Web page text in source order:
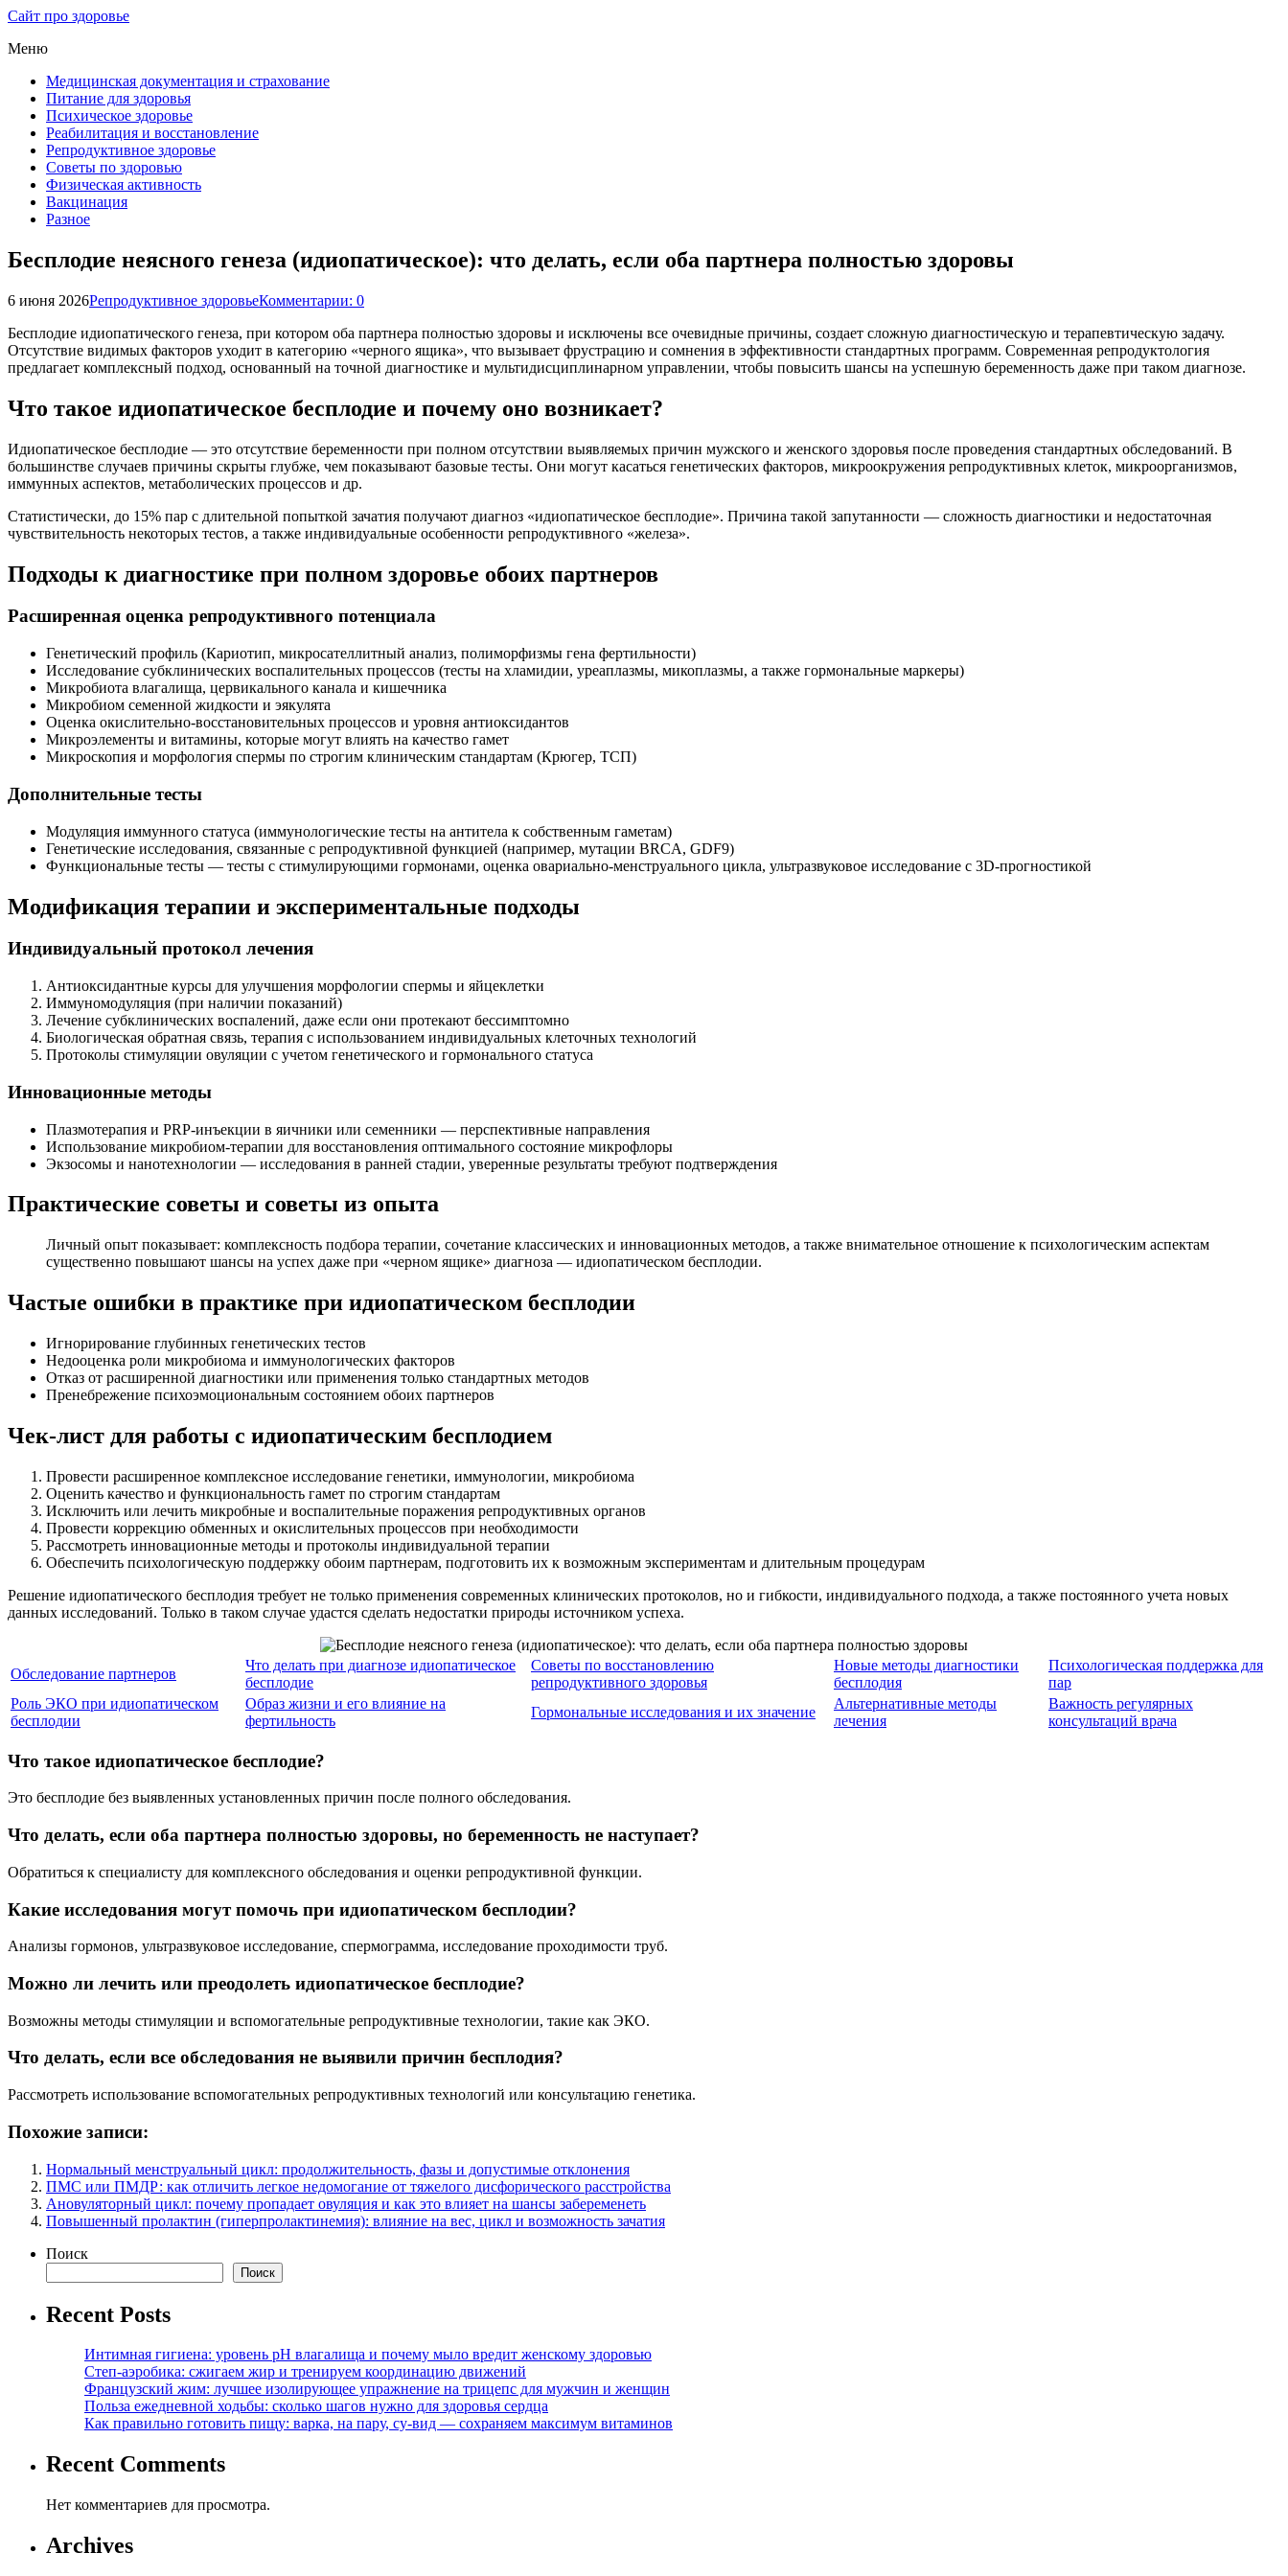
Сайт про здоровье
Меню
Медицинская документация и страхование
Питание для здоровья
Психическое здоровье
Реабилитация и восстановление
Репродуктивное здоровье
Советы по здоровью
Физическая активность
Вакцинация
Разное
Бесплодие неясного генеза (идиопатическое): что делать, если оба партнера полностью здоровы
6 июня 2026Репродуктивное здоровьеКомментарии: 0
Бесплодие идиопатического генеза, при котором оба партнера полностью здоровы и исключены все очевидные причины, создает сложную диагностическую и терапевтическую задачу.
Отсутствие видимых факторов уходит в категорию «черного ящика», что вызывает фрустрацию и сомнения в эффективности стандартных программ. Современная репродуктология
предлагает комплексный подход, основанный на точной диагностике и мультидисциплинарном управлении, чтобы повысить шансы на успешную беременность даже при таком диагнозе.
Что такое идиопатическое бесплодие и почему оно возникает?
Идиопатическое бесплодие — это отсутствие беременности при полном отсутствии выявляемых причин мужского и женского здоровья после проведения стандартных обследований. В
большинстве случаев причины скрыты глубже, чем показывают базовые тесты. Они могут касаться генетических факторов, микроокружения репродуктивных клеток, микроорганизмов,
иммунных аспектов, метаболических процессов и др.
Статистически, до 15% пар с длительной попыткой зачатия получают диагноз «идиопатическое бесплодие». Причина такой запутанности — сложность диагностики и недостаточная
чувствительность некоторых тестов, а также индивидуальные особенности репродуктивного «железа».
Подходы к диагностике при полном здоровье обоих партнеров
Расширенная оценка репродуктивного потенциала
Генетический профиль (Кариотип, микросателлитный анализ, полиморфизмы гена фертильности)
Исследование субклинических воспалительных процессов (тесты на хламидии, уреаплазмы, микоплазмы, а также гормональные маркеры)
Микробиота влагалища, цервикального канала и кишечника
Микробиом семенной жидкости и эякулята
Оценка окислительно-восстановительных процессов и уровня антиоксидантов
Микроэлементы и витамины, которые могут влиять на качество гамет
Микроскопия и морфология спермы по строгим клиническим стандартам (Крюгер, ТСП)
Дополнительные тесты
Модуляция иммунного статуса (иммунологические тесты на антитела к собственным гаметам)
Генетические исследования, связанные с репродуктивной функцией (например, мутации BRCA, GDF9)
Функциональные тесты — тесты с стимулирующими гормонами, оценка овариально-менструального цикла, ультразвуковое исследование с 3D-прогностикой
Модификация терапии и экспериментальные подходы
Индивидуальный протокол лечения
Антиоксидантные курсы для улучшения морфологии спермы и яйцеклетки
Иммуномодуляция (при наличии показаний)
Лечение субклинических воспалений, даже если они протекают бессимптомно
Биологическая обратная связь, терапия с использованием индивидуальных клеточных технологий
Протоколы стимуляции овуляции с учетом генетического и гормонального статуса
Инновационные методы
Плазмотерапия и PRP-инъекции в яичники или семенники — перспективные направления
Использование микробиом-терапии для восстановления оптимального состояние микрофлоры
Экзосомы и нанотехнологии — исследования в ранней стадии, уверенные результаты требуют подтверждения
Практические советы и советы из опыта
Личный опыт показывает: комплексность подбора терапии, сочетание классических и инновационных методов, а также внимательное отношение к психологическим аспектам
существенно повышают шансы на успех даже при «черном ящике» диагноза — идиопатическом бесплодии.
Частые ошибки в практике при идиопатическом бесплодии
Игнорирование глубинных генетических тестов
Недооценка роли микробиома и иммунологических факторов
Отказ от расширенной диагностики или применения только стандартных методов
Пренебрежение психоэмоциональным состоянием обоих партнеров
Чек-лист для работы с идиопатическим бесплодием
Провести расширенное комплексное исследование генетики, иммунологии, микробиома
Оценить качество и функциональность гамет по строгим стандартам
Исключить или лечить микробные и воспалительные поражения репродуктивных органов
Провести коррекцию обменных и окислительных процессов при необходимости
Рассмотреть инновационные методы и протоколы индивидуальной терапии
Обеспечить психологическую поддержку обоим партнерам, подготовить их к возможным экспериментам и длительным процедурам
Решение идиопатического бесплодия требует не только применения современных клинических протоколов, но и гибкости, индивидуального подхода, а также постоянного учета новых
данных исследований. Только в таком случае удастся сделать недостатки природы источником успеха.
Обследование партнеров
Что делать при диагнозе идиопатическое
бесплодие
Советы по восстановлению
репродуктивного здоровья
Новые методы диагностики
бесплодия
Психологическая поддержка для
пар
Роль ЭКО при идиопатическом
бесплодии
Образ жизни и его влияние на
фертильность
Гормональные исследования и их значение
Альтернативные методы
лечения
Важность регулярных
консультаций врача
Что такое идиопатическое бесплодие?
Это бесплодие без выявленных установленных причин после полного обследования.
Что делать, если оба партнера полностью здоровы, но беременность не наступает?
Обратиться к специалисту для комплексного обследования и оценки репродуктивной функции.
Какие исследования могут помочь при идиопатическом бесплодии?
Анализы гормонов, ультразвуковое исследование, спермограмма, исследование проходимости труб.
Можно ли лечить или преодолеть идиопатическое бесплодие?
Возможны методы стимуляции и вспомогательные репродуктивные технологии, такие как ЭКО.
Что делать, если все обследования не выявили причин бесплодия?
Рассмотреть использование вспомогательных репродуктивных технологий или консультацию генетика.
Похожие записи:
Нормальный менструальный цикл: продолжительность, фазы и допустимые отклонения
ПМС или ПМДР: как отличить легкое недомогание от тяжелого дисфорического расстройства
Ановуляторный цикл: почему пропадает овуляция и как это влияет на шансы забеременеть
Повышенный пролактин (гиперпролактинемия): влияние на вес, цикл и возможность зачатия
Поиск
Поиск
Recent Posts
Интимная гигиена: уровень pH влагалища и почему мыло вредит женскому здоровью
Степ-аэробика: сжигаем жир и тренируем координацию движений
Французский жим: лучшее изолирующее упражнение на трицепс для мужчин и женщин
Польза ежедневной ходьбы: сколько шагов нужно для здоровья сердца
Как правильно готовить пищу: варка, на пару, су-вид — сохраняем максимум витаминов
Recent Comments
Нет комментариев для просмотра.
Archives